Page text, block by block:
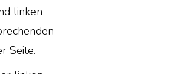
linken
Seite.